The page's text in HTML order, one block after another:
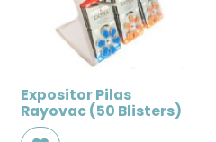
Expositor Pilas
Rayovac (50 Blisters)